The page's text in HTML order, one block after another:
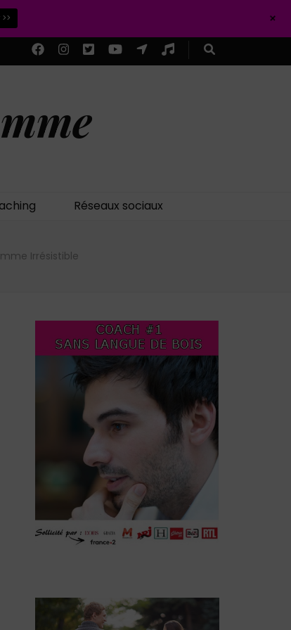
Réseaux sociaux
Irrésistible
+